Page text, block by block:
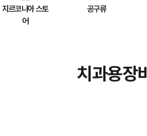
지르코니아 스토
어
공구류
치과용장비